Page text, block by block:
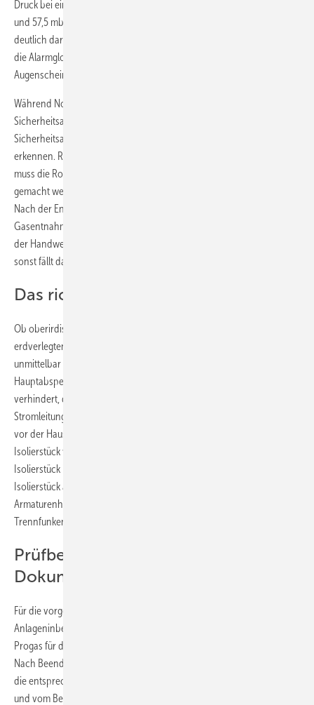
Druck bei einem 50-mbar-Regler liegt laut DIN-Norm zwischen 47,5
und 57,5 mbar. Bei verschlossener Atmungsöffnung liegen die Drücke
deutlich darunter oder darüber. Dann sollten beim SHK-Handwerker
die Alarmglocken läuten und er sollte den Druckregler genauer in
Augenschein nehmen.
Während Notdiensten wird es häufig notwendig, das
Sicherheitsabsperrventil (SAV) zu entriegeln. Je nach Reglertyp ist das
Sicherheitsabsperrventil unter einem kleinen Kunststofffenster zu
erkennen. Rot zeigt an, dass das SAV geschlossen ist. In diesem Fall
muss die Rohrleitung zunächst vor und nach dem Regler drucklos
gemacht werden. Erst dann kann das SAV wieder entriegelt werden.
Nach der Entriegelung kann der SHK-Handwerker über das
Gasentnahmeventil wieder Druck auf die Leitung geben. Dabei muss
der Handwerker vorsichtig vorgehen, damit kein Druckstoß entsteht,
sonst fällt das Sicherheitsabsperrventil automatisch wieder zu.
Das richtige Isolierstück wählen
Ob oberirdische oder erdgedeckte Behälteraufstellung, bei einer
erdverlegten Außenrohrleitung einer Flüssiggasanlage muss
unmittelbar vor oder nach der Hauseinführung ein
Hauptabsperrventil mit Isolierstück gesetzt werden. Das Isolierstück
verhindert, dass sich Kriechströme vom Verbrauchsgerät oder von
Stromleitungen auf die Flüssiggasleitung übertragen. Im Außenbereich
vor der Hauseinführung kann der Handwerker ein konventionelles
Isolierstück verwenden. Nach der Hauseinführung muss das
Isolierstück im Gebäude hochtemperaturbeständig sein. Wird das
Isolierstück aus Platzgründen im Domschacht oder unter der
Armaturenhaube angebracht, so muss es über eine Ex-
Trennfunkenstrecke verfügen.
Prüfbescheinigung und
Dokumentation nicht vergessen
Für die vorgeschriebene Druck- und Dichtheitsprüfung sowie die
Anlageninbetriebnahme halten renommierte Flüssiggasanbieter wie
Progas für das SHK-Handwerk gesonderte Prüfanleitungen bereit.
Nach Beendigung der Arbeiten sollte der Handwerker auf jeden Fall
die entsprechende Prüfbescheinigung und Dokumentation ausfüllen
und vom Betreiber der Anlage gegenzeichnen lassen. Damit